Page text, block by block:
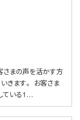
さまの声を活かす方
きます。 お客さま
ている1…